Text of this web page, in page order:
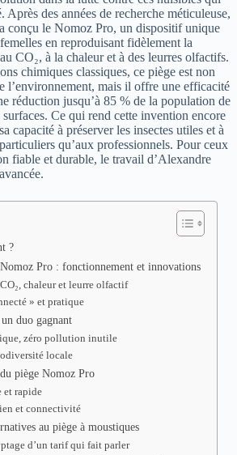
Après des années de recherche méticuleuse,
conçu le Nomoz Pro, un dispositif unique
en reproduisant fidèlement la
CO₂, à la chaleur et à des leurres olfactifs.
chimiques classiques, ce piège est non
l’environnement, mais il offre une efficacité
réduction jusqu’à 85 % de la population de
surfaces. Ce qui rend cette invention encore
capacité à préserver les insectes utiles et à
qu’aux professionnels. Pour ceux
fiable et durable, le travail d’Alexandre
?
Pro : fonctionnement et innovations
chaleur et leurre olfactif
» et pratique
duo gagnant
zéro pollution inutile
locale
piège Nomoz Pro
et rapide
et connectivité
au piège à moustiques
d’un tarif qui fait parler